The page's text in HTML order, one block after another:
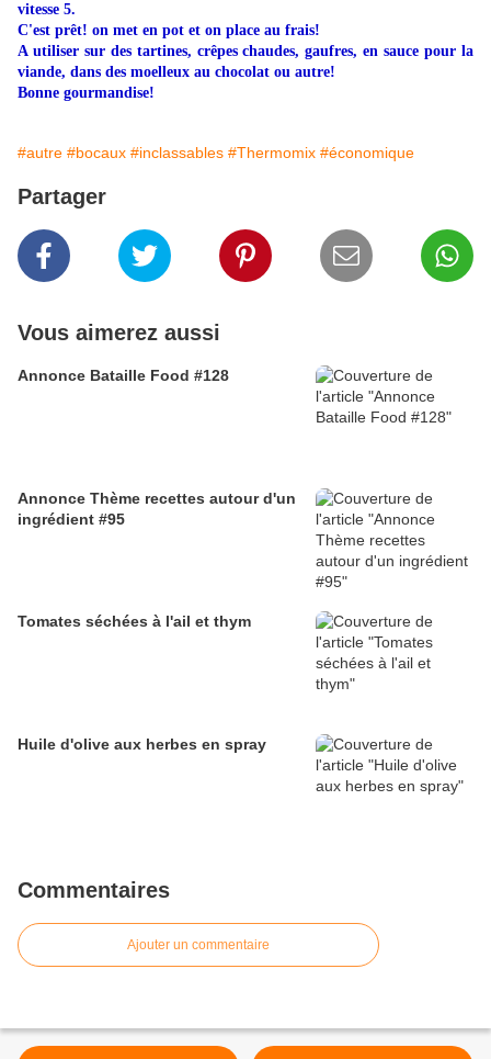
vitesse 5.
C'est prêt! on met en pot et on place au frais!
A utiliser sur des tartines, crêpes chaudes, gaufres, en sauce pour la
viande, dans des moelleux au chocolat ou autre!
Bonne gourmandise!
#autre #bocaux #inclassables #Thermomix #économique
Partager
Vous aimerez aussi
Annonce Bataille Food #128
Annonce Thème recettes autour d'un
ingrédient #95
Tomates séchées à l'ail et thym
Huile d'olive aux herbes en spray
Commentaires
Ajouter un commentaire